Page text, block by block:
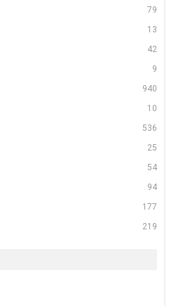
79
13
42
9
940
10
536
25
54
94
177
219